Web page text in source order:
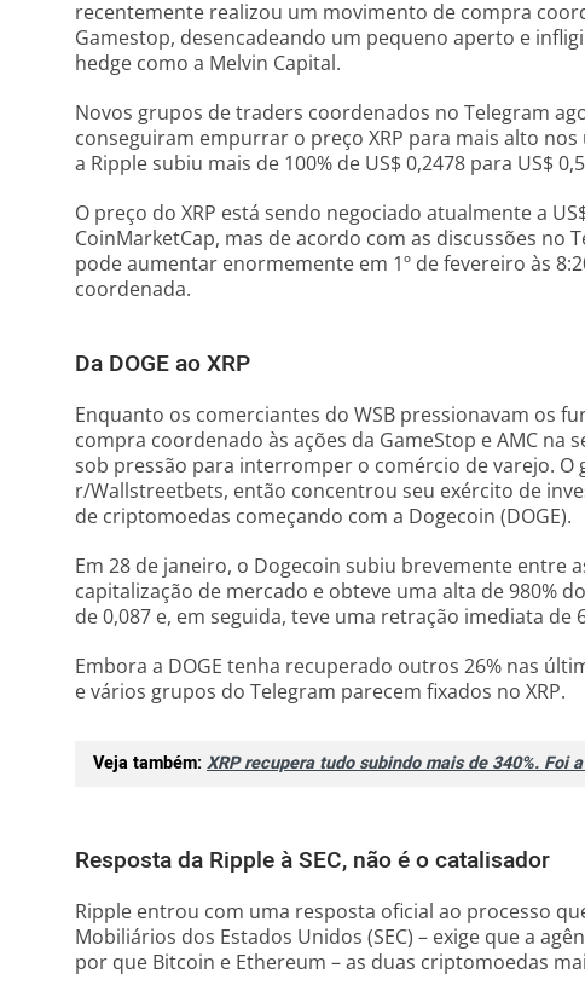
recentemente realizou um movimento de compra
Gamestop, desencadeando um pequeno aperto e
hedge como a Melvin Capital.
Novos grupos de traders coordenados no Telegram
conseguiram empurrar o preço XRP para mais alto
a Ripple subiu mais de 100% de US$ 0,2478 para US$
O preço do XRP está sendo negociado atualmente a
CoinMarketCap, mas de acordo com as discussões no
pode aumentar enormemente em 1º de fevereiro às
coordenada.
Da DOGE ao XRP
Enquanto os comerciantes do WSB pressionavam os
compra coordenado às ações da GameStop e AMC na
sob pressão para interromper o comércio de varejo. O
r/Wallstreetbets, então concentrou seu exército de
de criptomoedas começando com a Dogecoin (DOGE).
Em 28 de janeiro, o Dogecoin subiu brevemente entre
capitalização de mercado e obteve uma alta de 980%
de 0,087 e, em seguida, teve uma retração imediata de
Embora a DOGE tenha recuperado outros 26% nas
e vários grupos do Telegram parecem fixados no XRP.
Veja também:XRP recupera tudo subindo mais de 340%. Foi
Resposta da Ripple à SEC, não é o catalisador
Ripple entrou com uma resposta oficial ao processo
Mobiliários dos Estados Unidos (SEC) – exige que a
por que Bitcoin e Ethereum – as duas criptomoedas